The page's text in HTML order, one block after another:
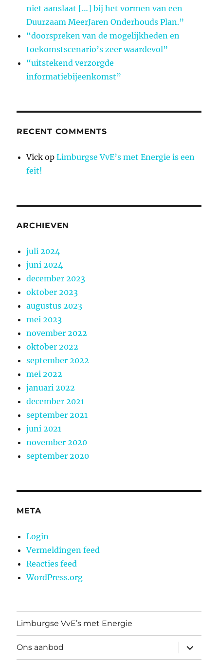
niet aanslaat […] bij het vormen van een
Duurzaam MeerJaren Onderhouds Plan.”
“doorspreken van de mogelijkheden en
toekomstscenario’s zeer waardevol”
“uitstekend verzorgde
informatiebijeenkomst”
RECENT COMMENTS
Vick opLimburgse VvE’s met Energie is een
feit!
ARCHIEVEN
juli 2024
juni 2024
december 2023
oktober 2023
augustus 2023
mei 2023
november 2022
oktober 2022
september 2022
mei 2022
januari 2022
december 2021
september 2021
juni 2021
november 2020
september 2020
META
Login
Vermeldingen feed
Reacties feed
WordPress.org
Limburgse VvE’s met Energie
Ons aanbod